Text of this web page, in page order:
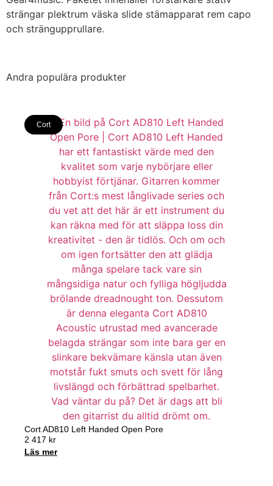
strängar plektrum väska slide stämapparat rem capo
och strängupprullare.
Andra populära produkter
Cort
Cort AD810 Left Handed Open Pore
2 417 kr
Läs mer